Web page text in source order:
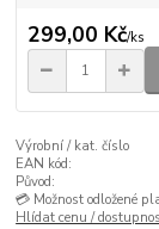
299,00 Kč/ks
Výrobní / kat. číslo
EAN kód:
Původ:
💳 Možnost odložené
Hlídat cenu /